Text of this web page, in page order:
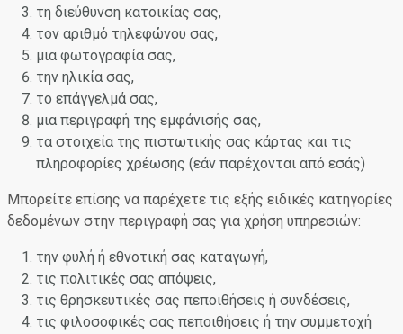
τη διεύθυνση κατοικίας σας,
τον αριθμό τηλεφώνου σας,
μια φωτογραφία σας,
την ηλικία σας,
το επάγγελμά σας,
μια περιγραφή της εμφάνισής σας,
τα στοιχεία της πιστωτικής σας κάρτας και τις
πληροφορίες χρέωσης (εάν παρέχονται από εσάς)
Μπορείτε επίσης να παρέχετε τις εξής ειδικές κατηγορίες
δεδομένων στην περιγραφή σας για χρήση υπηρεσιών:
την φυλή ή εθνοτική σας καταγωγή,
τις πολιτικές σας απόψεις,
τις θρησκευτικές σας πεποιθήσεις ή συνδέσεις,
τις φιλοσοφικές σας πεποιθήσεις ή την συμμετοχή